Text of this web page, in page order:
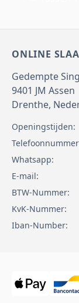
ONLINE
Gedempte
9401 JM Assen
Drenthe,
Openingstijden:
Whatsapp:
E-mail:
BTW-Nummer:
KvK-Nummer:
Iban-Number: